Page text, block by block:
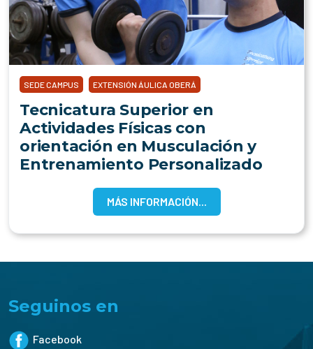
SEDE CAMPUS EXTENSIÓN ÁULICA OBERÁ
Tecnicatura Superior en
Actividades Físicas con
orientación en Musculación y
Entrenamiento Personalizado
MÁS INFORMACIÓN...
Seguinos en
Facebook